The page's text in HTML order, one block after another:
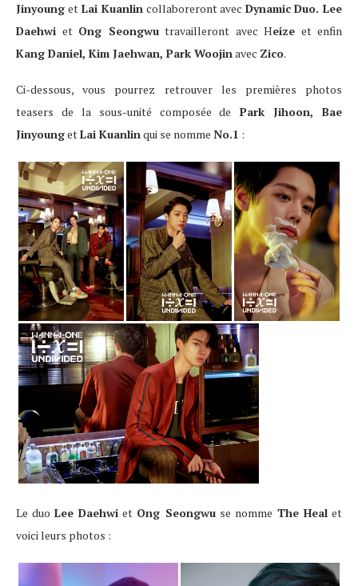
Jinyoung etLai Kuanlincollaboreront avec Dynamic Duo. Lee
Daehwi et Ong Seongwutravailleront avec Heize et enfin
Kang Daniel, Kim Jaehwan, Park Woojinavec Zico.
Ci-dessous, vous pourrez retrouver les premières photos
teasers de la sous-unité composée de Park Jihoon, Bae
JinyoungetLai Kuanlinqui se nomme No.1 :
Le duoLee Daehwi et Ong Seongwuse nomme The Healet
voici leurs photos :